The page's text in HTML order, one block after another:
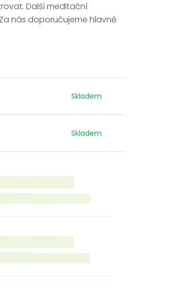
Další meditační
nás doporučujeme hlavně
Skladem
Skladem